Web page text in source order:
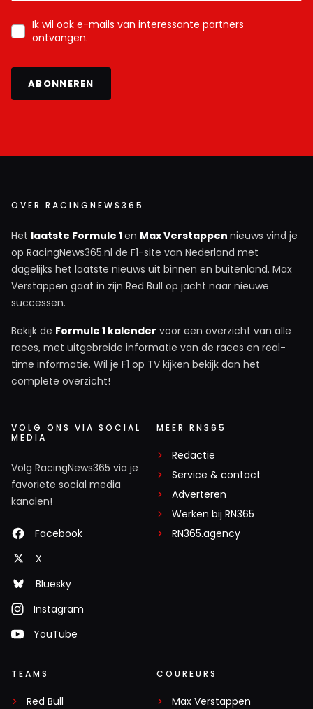
Ik wil ook e-mails van interessante partners
ontvangen.
ABONNEREN
OVER RACINGNEWS365
Het laatste Formule 1en Max Verstappen nieuws vind je
op RacingNews365.nl de F1-site van Nederland met
dagelijks het laatste nieuws uit binnen en buitenland. Max
Verstappen gaat in zijn Red Bull op jacht naar nieuwe
successen.
Bekijk de Formule 1 kalender voor een overzicht van alle
races, met uitgebreide informatie van de races en real-
time informatie. Wil je F1 op TV kijken bekijk dan het
complete overzicht!
VOLG ONS VIA SOCIAL
MEDIA
Volg RacingNews365 via je
favoriete social media
kanalen!
Facebook
X
Bluesky
Instagram
YouTube
MEER RN365
Redactie
Service & contact
Adverteren
Werken bij RN365
RN365.agency
TEAMS
Red Bull
COUREURS
Max Verstappen